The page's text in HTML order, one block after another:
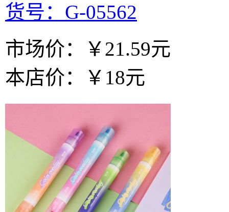
货号：G-05562
市场价：
￥21.59元
本店价：
￥18元